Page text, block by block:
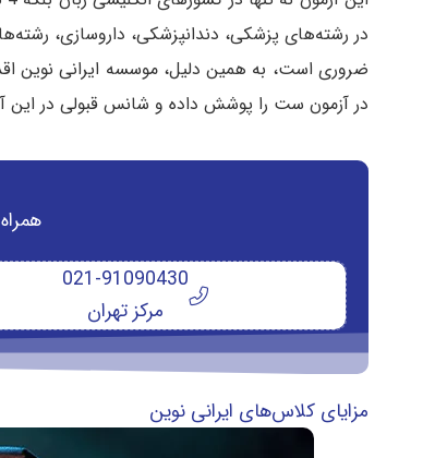
ضروری است، به همین دلیل، موسسه ایرانی نوین
در آزمون ست را پوشش داده و شانس قبولی در این
021-91090430
مرکز تهران
مزایای کلاس‌های ایرانی نوین